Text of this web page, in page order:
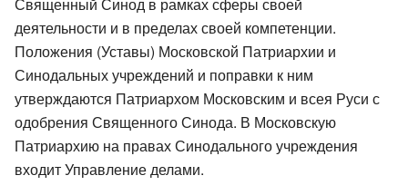
деятельности и в пределах своей компетенции.
Положения (Уставы) Московской Патриархии и
Синодальных учреждений и поправки к ним
утверждаются Патриархом Московским и всея Руси с
одобрения Священного Синода. В Московскую
Патриархию на правах Синодального учреждения
входит Управление делами.